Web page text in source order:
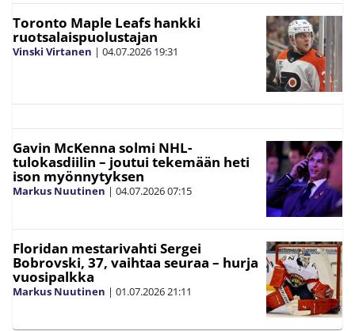
Toronto Maple Leafs hankki
ruotsalaispuolustajan
Vinski Virtanen | 04.07.2026 19:31
Gavin McKenna solmi NHL-
tulokasdiilin – joutui tekemään heti
ison myönnytyksen
Markus Nuutinen | 04.07.202607:15
Floridan mestarivahti Sergei
Bobrovski, 37, vaihtaa seuraa – hurja
vuosipalkka
Markus Nuutinen | 01.07.202621:11